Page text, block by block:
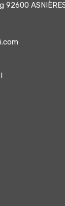
92600